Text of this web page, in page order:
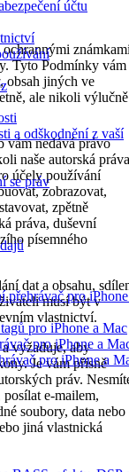
účtu
a odškodnění z vaší
se práv
přehrávač pro
pro iPhone a Mac
pro iPhone a
pro iPhone a
Tyto Podmínky vám
obsah jiných ve
ale nikoli
vám nedává právo
naše autorská
účely používání
zobrazovat,
zpětně
práva, duševní
písemného
dat a obsahu,
musí být v
vlastnictví.
vyžaduje, aby
Je vám přísně
práv.
e-mailem,
soubory, data nebo
jiná vlastnická